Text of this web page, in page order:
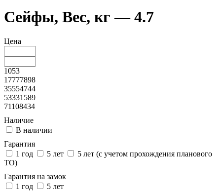
Сейфы, Вес, кг — 4.7
Цена
1053
17777898
35554744
53331589
71108434
Наличие
В наличии
Гарантия
1 год
5 лет
5 лет (с учетом прохождения планового
ТО)
Гарантия на замок
1 год
5 лет